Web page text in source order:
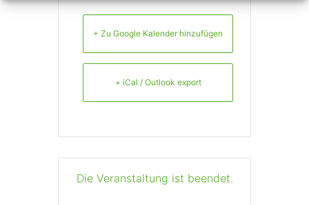
+ Zu Google Kalender hinzufügen
+ iCal / Outlook export
Die Veranstaltung ist beendet.